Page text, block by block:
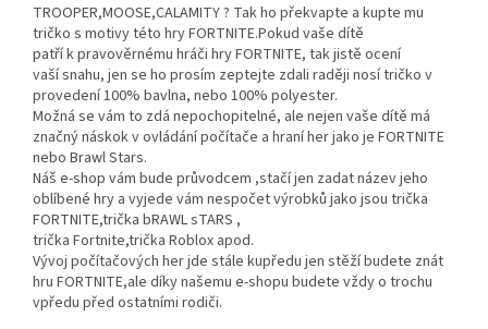
TROOPER,MOOSE,CALAMITY ? Tak ho překvapte a kupte mu
tričko s motivy této hry FORTNITE.Pokud vaše dítě
patří k pravověrnému hráči hry FORTNITE, tak jistě ocení
vaší snahu, jen se ho prosím zeptejte zdali raději nosí tričko v
provedení 100% bavlna, nebo 100% polyester.
Možná se vám to zdá nepochopitelné, ale nejen vaše dítě má
značný náskok v ovládání počítače a hraní her jako je FORTNITE
nebo Brawl Stars.
Náš e-shop vám bude průvodcem ,stačí jen zadat název jeho
oblíbené hry a vyjede vám nespočet výrobků jako jsou trička
FORTNITE,trička bRAWL sTARS ,
trička Fortnite,trička Roblox apod.
Vývoj počítačových her jde stále kupředu jen stěží budete znát
hru FORTNITE,ale díky našemu e-shopu budete vždy o trochu
vpředu před ostatními rodiči.